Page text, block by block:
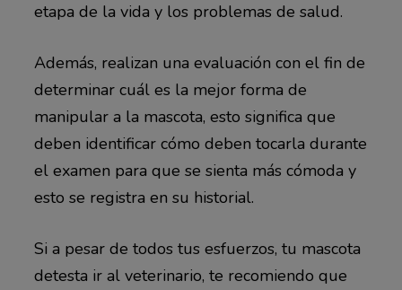
etapa de la vida y los problemas de salud.
Además, realizan una evaluación con el fin de
determinar cuál es la mejor forma de
manipular a la mascota, esto significa que
deben identificar cómo deben tocarla durante
el examen para que se sienta más cómoda y
esto se registra en su historial.
Si a pesar de todos tus esfuerzos, tu mascota
detesta ir al veterinario, te recomiendo que